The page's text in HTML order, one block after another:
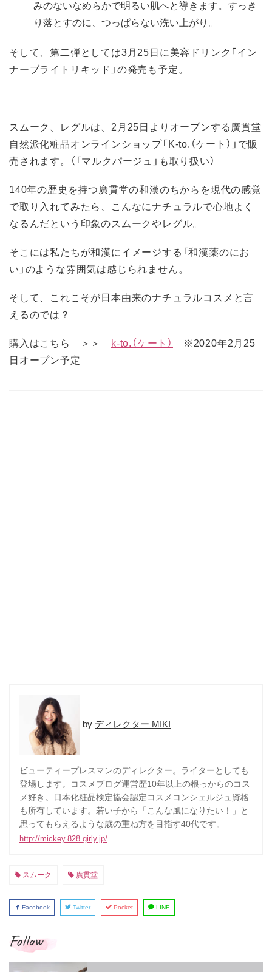
みのないなめらかで明るい肌へと導きます。すっき
り落とすのに、つっぱらない洗い上がり。
そして、第二弾としては3月25日に美容ドリンク「イン
ナーブライトリキッド」の発売も予定。
スムーク、レグルは、2月25日よりオープンする廣貫堂
自然派化粧品オンラインショップ「K-to.（ケート）」で販
売されます。（「マルクパージュ」も取り扱い）
140年の歴史を持つ廣貫堂の和漢のちからを現代の感覚
で取り入れてみたら、こんなにナチュラルで心地よく
なるんだという印象のスムークやレグル。
そこには私たちが和漢にイメージする「和漢薬のにお
い」のような雰囲気は感じられません。
そして、これこそが日本由来のナチュラルコスメと言
えるのでは？
購入はこちら ＞＞ k-to.（ケート）
※2020年2月25
日オープン予定
ディレクター MIKI
ビューティープレスマンのディレクター。ライターとしても
登場します。コスメブログ運営歴10年以上の根っからのコス
メ好き。日本化粧品検定協会認定コスメコンシェルジュ資格
も所有しています。若い子から「こんな風になりたい！」と
思ってもらえるような歳の重ね方を目指す40代です。
http://mickey.828.girly.jp/
スムーク 廣貫堂
Facebook Twitter Pocket LINE
Follow